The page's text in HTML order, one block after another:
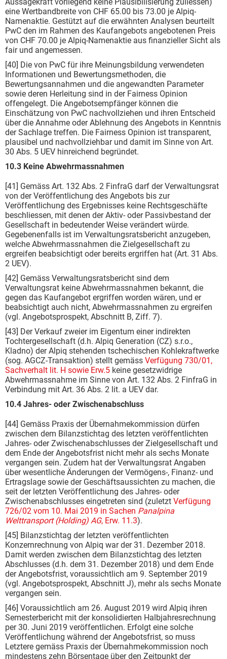
eine Wertbandbreite von CHF 65.00 bis 73.00 je Alpiq-
Namenaktie. Gestützt auf die erwähnten Analysen beurteilt
PwC den im Rahmen des Kaufangebots angebotenen Preis
von CHF 70.00 je Alpiq-Namenaktie aus finanzieller Sicht als
fair und angemessen.
[40] Die von PwC für ihre Meinungsbildung verwendeten
Informationen und Bewertungsmethoden, die
Bewertungsannahmen und die angewandten Parameter
sowie deren Herleitung sind in der Fairness Opinion
offengelegt. Die Angebotsempfänger können die
Einschätzung von PwC nachvollziehen und ihren Entscheid
über die Annahme oder Ablehnung des Angebots in Kenntnis
der Sachlage treffen. Die Fairness Opinion ist transparent,
plausibel und nachvollziehbar und damit im Sinne von Art.
30 Abs. 5 UEV hinreichend begründet.
10.3 Keine Abwehrmassnahmen
[41] Gemäss Art. 132 Abs. 2 FinfraG darf der Verwaltungsrat
von der Veröffentlichung des Angebots bis zur
Veröffentlichung des Ergebnisses keine Rechtsgeschäfte
beschliessen, mit denen der Aktiv- oder Passivbestand der
Gesellschaft in bedeutender Weise verändert würde.
Gegebenenfalls ist im Verwaltungsratsbericht anzugeben,
welche Abwehrmassnahmen die Zielgesellschaft zu
ergreifen beabsichtigt oder bereits ergriffen hat (Art. 31 Abs.
2 UEV).
[42] Gemäss Verwaltungsratsbericht sind dem
Verwaltungsrat keine Abwehrmassnahmen bekannt, die
gegen das Kaufangebot ergriffen worden wären, und er
beabsichtigt auch nicht, Abwehrmassnahmen zu ergreifen
(vgl. Angebotsprospekt, Abschnitt B, Ziff. 7).
[43] Der Verkauf zweier im Eigentum einer indirekten
Tochtergesellschaft (d.h. Alpiq Generation (CZ) s.r.o.,
Kladno) der Alpiq stehenden tschechischen Kohlekraftwerke
(sog. AGCZ-Transaktion) stellt gemäss Verfügung 730/01,
Sachverhalt lit. H sowie Erw.5 keine gesetzwidrige
Abwehrmassnahme im Sinne von Art. 132 Abs. 2 FinfraG in
Verbindung mit Art. 36 Abs. 2 lit. a UEV dar.
10.4 Jahres- oder Zwischenabschluss
[44] Gemäss Praxis der Übernahmekommission dürfen
zwischen dem Bilanzstichtag des letzten veröffentlichten
Jahres- oder Zwischenabschlusses der Zielgesellschaft und
dem Ende der Angebotsfrist nicht mehr als sechs Monate
vergangen sein. Zudem hat der Verwaltungsrat Angaben
über wesentliche Änderungen der Vermögens-, Finanz- und
Ertragslage sowie der Geschäftsaussichten zu machen, die
seit der letzten Veröffentlichung des Jahres- oder
Zwischenabschlusses eingetreten sind (zuletzt Verfügung
726/02 vom 10. Mai 2019 in Sachen Panalpina
Welttransport (Holding) AG, Erw. 11.3).
[45] Bilanzstichtag der letzten veröffentlichten
Konzernrechnung von Alpiq war der 31. Dezember 2018.
Damit werden zwischen dem Bilanzstichtag des letzten
Abschlusses (d.h. dem 31. Dezember 2018) und dem Ende
der Angebotsfrist, voraussichtlich am 9. September 2019
(vgl. Angebotsprospekt, Abschnitt J), mehr als sechs Monate
vergangen sein.
[46] Voraussichtlich am 26. August 2019 wird Alpiq ihren
Semesterbericht mit der konsolidierten Halbjahresrechnung
per 30. Juni 2019 veröffentlichen. Erfolgt eine solche
Veröffentlichung während der Angebotsfrist, so muss
Letztere gemäss Praxis der Übernahmekommission noch
mindestens zehn Börsentage über den Zeitpunkt der